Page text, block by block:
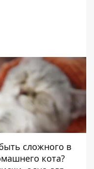
сложного в
кота?